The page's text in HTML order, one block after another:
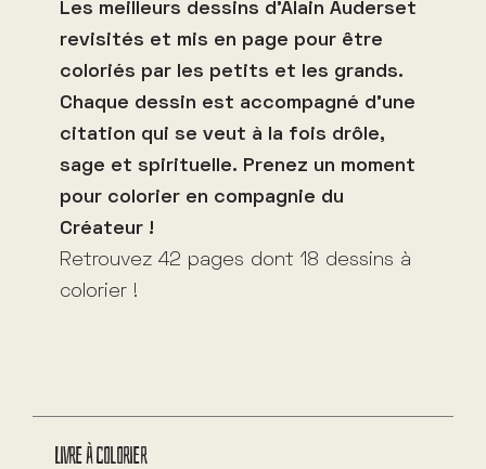
Les meilleurs dessins d’Alain Auderset
revisités et mis en page pour être
coloriés par les petits et les grands.
Chaque dessin est accompagné d’une
citation qui se veut à la fois drôle,
sage et spirituelle. Prenez un moment
pour colorier en compagnie du
Créateur !
Retrouvez 42 pages dont 18 dessins à
colorier !
Livre à colorier